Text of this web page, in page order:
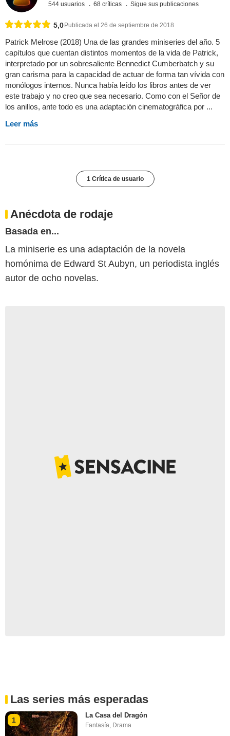
544 usuarios 68 críticas Sigue sus publicaciones
5,0 Publicada el 26 de septiembre de 2018
Patrick Melrose (2018) Una de las grandes miniseries del año. 5
capítulos que cuentan distintos momentos de la vida de Patrick,
interpretado por un sobresaliente Bennedict Cumberbatch y su
gran carisma para la capacidad de actuar de forma tan vívida con
monólogos internos. Nunca había leído los libros antes de ver
este trabajo y no creo que sea necesario. Como con el Señor de
los anillos, ante todo es una adaptación cinematográfica por ...
Leer más
1 Crítica de usuario
Anécdota de rodaje
Basada en...
La miniserie es una adaptación de la novela
homónima de Edward St Aubyn, un periodista inglés
autor de ocho novelas.
Las series más esperadas
1
La Casa del Dragón
Fantasía, Drama